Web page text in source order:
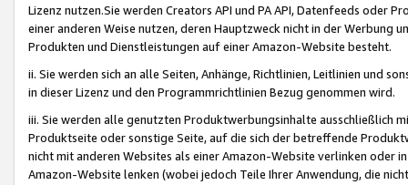
Lizenz nutzen.Sie werden Creators API und PA API, Datenfeeds oder
einer anderen Weise nutzen, deren Hauptzweck nicht in der Werbung
Produkten und Dienstleistungen auf einer Amazon-Website besteht.
ii. Sie werden sich an alle Seiten, Anhänge, Richtlinien, Leitlinien und
in dieser Lizenz und den Programmrichtlinien Bezug genommen wird.
iii. Sie werden alle genutzten Produktwerbungsinhalte ausschließlich
Produktseite oder sonstige Seite, auf die sich der betreffende
nicht mit anderen Websites als einer Amazon-Website verlinken oder
Amazon-Website lenken (wobei jedoch Teile Ihrer Anwendung, die